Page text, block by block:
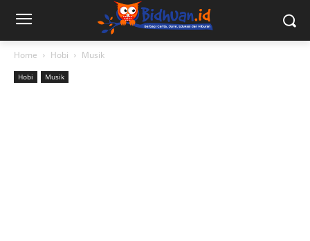
Home Hobi Musik
Hobi Musik